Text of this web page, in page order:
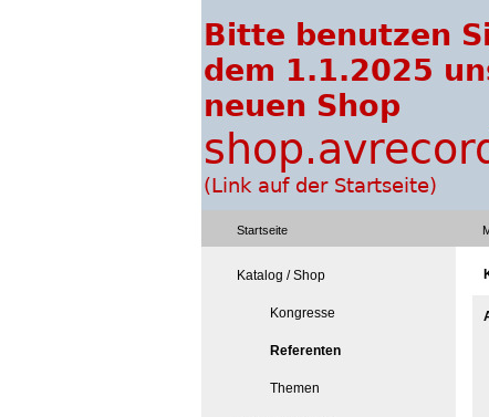
Startseite
Katalog / Shop
Kongresse
Referenten
Themen